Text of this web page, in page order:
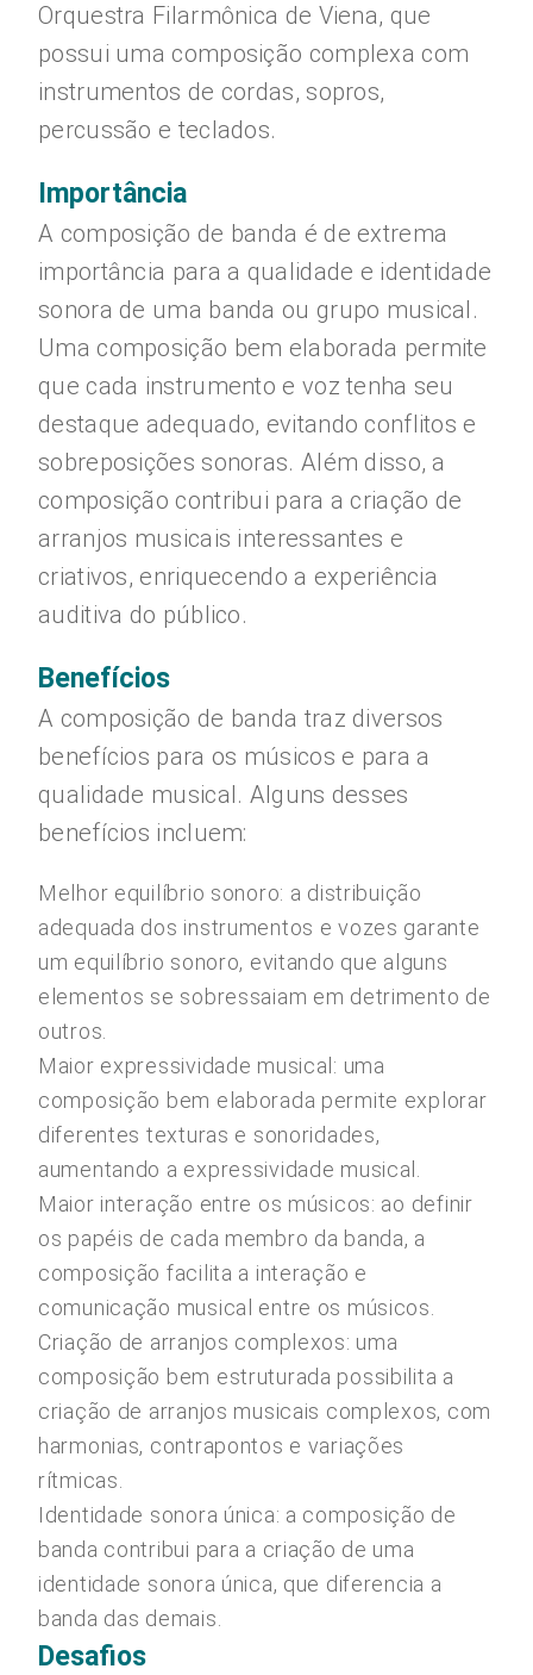
Orquestra Filarmônica de Viena, que
possui uma composição complexa com
instrumentos de cordas, sopros,
percussão e teclados.
Importância
A composição de banda é de extrema
importância para a qualidade e identidade
sonora de uma banda ou grupo musical.
Uma composição bem elaborada permite
que cada instrumento e voz tenha seu
destaque adequado, evitando conflitos e
sobreposições sonoras. Além disso, a
composição contribui para a criação de
arranjos musicais interessantes e
criativos, enriquecendo a experiência
auditiva do público.
Benefícios
A composição de banda traz diversos
benefícios para os músicos e para a
qualidade musical. Alguns desses
benefícios incluem:
Melhor equilíbrio sonoro: a distribuição
adequada dos instrumentos e vozes garante
um equilíbrio sonoro, evitando que alguns
elementos se sobressaiam em detrimento de
outros.
Maior expressividade musical: uma
composição bem elaborada permite explorar
diferentes texturas e sonoridades,
aumentando a expressividade musical.
Maior interação entre os músicos: ao definir
os papéis de cada membro da banda, a
composição facilita a interação e
comunicação musical entre os músicos.
Criação de arranjos complexos: uma
composição bem estruturada possibilita a
criação de arranjos musicais complexos, com
harmonias, contrapontos e variações
rítmicas.
Identidade sonora única: a composição de
banda contribui para a criação de uma
identidade sonora única, que diferencia a
banda das demais.
Desafios